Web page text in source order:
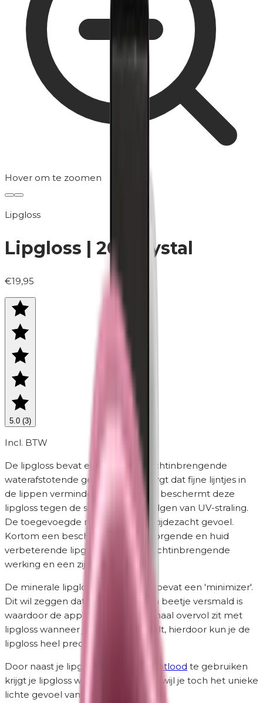
Hover om te zoomen
Lipgloss
Lipgloss | 201 Crystal
€19,95
5.0 (3)
Incl. BTW
De lipgloss bevat een speciale vochtinbrengende
waterafstotende gel die ervoor zorgt dat fijne lijntjes in
de lippen verminderen. Daarnaast beschermt deze
lipgloss tegen de schadelijke gevolgen van UV-straling.
De toegevoegde mica geeft een zijdezacht gevoel.
Kortom een beschermende, verzorgende en huid
verbeterende lipgloss met een vochtinbrengende
werking en een zijdezacht gevoel.
De minerale lipgloss plakt niet en bevat een 'minimizer'.
Dit wil zeggen dat de opening een beetje versmald is
waardoor de applicator niet helemaal overvol zit met
lipgloss wanneer je deze er uit haalt, hierdoor kun je de
lipgloss heel precies aanbrengen.
Door naast je lipgloss ook een lippotlood te gebruiken
krijgt je lipgloss wat meer 'body' terwijl je toch het unieke
lichte gevoel van lipgloss behoudt.